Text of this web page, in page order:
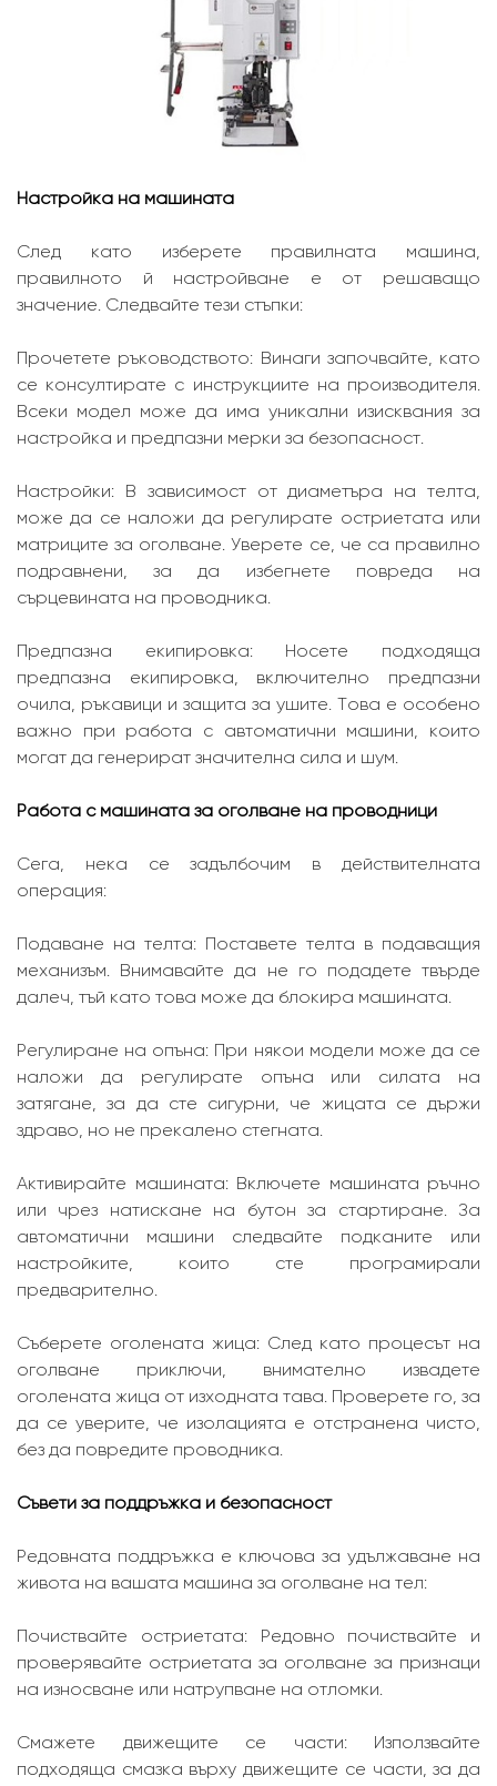
Настройка на машината
След като изберете правилната машина,
правилното й настройване е от решаващо
значение. Следвайте тези стъпки:
Прочетете ръководството: Винаги започвайте, като
се консултирате с инструкциите на производителя.
Всеки модел може да има уникални изисквания за
настройка и предпазни мерки за безопасност.
Настройки: В зависимост от диаметъра на телта,
може да се наложи да регулирате остриетата или
матриците за оголване. Уверете се, че са правилно
подравнени, за да избегнете повреда на
сърцевината на проводника.
Предпазна екипировка: Носете подходяща
предпазна екипировка, включително предпазни
очила, ръкавици и защита за ушите. Това е особено
важно при работа с автоматични машини, които
могат да генерират значителна сила и шум.
Работа с машината за оголване на проводници
Сега, нека се задълбочим в действителната
операция:
Подаване на телта: Поставете телта в подаващия
механизъм. Внимавайте да не го подадете твърде
далеч, тъй като това може да блокира машината.
Регулиране на опъна: При някои модели може да се
наложи да регулирате опъна или силата на
затягане, за да сте сигурни, че жицата се държи
здраво, но не прекалено стегната.
Активирайте машината: Включете машината ръчно
или чрез натискане на бутон за стартиране. За
автоматични машини следвайте подканите или
настройките, които сте програмирали
предварително.
Съберете оголената жица: След като процесът на
оголване приключи, внимателно извадете
оголената жица от изходната тава. Проверете го, за
да се уверите, че изолацията е отстранена чисто,
без да повредите проводника.
Съвети за поддръжка и безопасност
Редовната поддръжка е ключова за удължаване на
живота на вашата машина за оголване на тел:
Почиствайте остриетата: Редовно почиствайте и
проверявайте остриетата за оголване за признаци
на износване или натрупване на отломки.
Смажете движещите се части: Използвайте
подходяща смазка върху движещите се части, за да